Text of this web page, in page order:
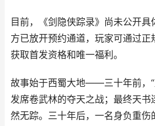
目前，《剑隐侠踪录》尚未公开
方已放开预约通道，玩家可通过正
获取首发资格和唯一福利。
故事始于西蜀大地——三十年前，“
发席卷武林的夺天之战；最终天书
然无踪。三十年后，一名身负重伤